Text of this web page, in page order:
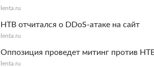
lenta.ru
НТВ отчитался о DDoS-атаке на сайт
lenta.ru
Оппозиция проведет митинг против
lenta.ru